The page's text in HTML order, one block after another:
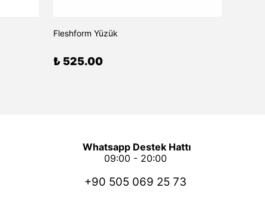
Fleshform Yüzük
₺ 525.00
Whatsapp Destek Hattı
09:00 - 20:00
+90 505 069 25 73